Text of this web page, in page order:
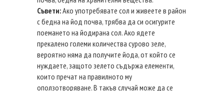
Съвети:Ако употребявате сол и живеете в район
с бедна на йод почва, трябва да си осигурите
поемането на йодирана сол. Ако ядете
прекалено големи количества сурово зеле,
вероятно няма да получите йода, от който се
нуждаете, защото зелето съдържа елементи,
които пречат на правилното му
оползотворяване. В такъв случай може да се